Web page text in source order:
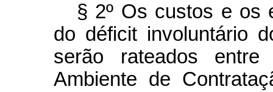
§ 2º Os custos e os
do déficit involuntário
serão rateados
Ambiente de